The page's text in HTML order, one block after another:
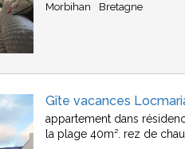
Morbihan
Bretagne
Gîte vacances
appartement dans
la plage 40m². rez de